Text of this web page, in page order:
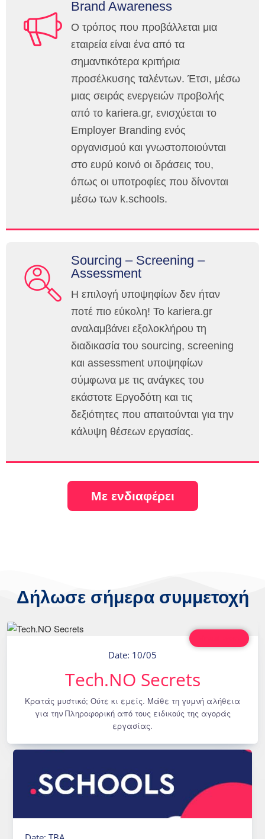
Brand Awareness
Ο τρόπος που προβάλλεται μια
εταιρεία είναι ένα από τα
σημαντικότερα κριτήρια
προσέλκυσης ταλέντων. Έτσι, μέσω
μιας σειράς ενεργειών προβολής
από το kariera.gr, ενισχύεται το
Employer Branding ενός
οργανισμού και γνωστοποιούνται
στο ευρύ κοινό οι δράσεις του,
όπως οι υποτροφίες που δίνονται
μέσω των k.schools.
Sourcing – Screening –
Assessment
Η επιλογή υποψηφίων δεν ήταν
ποτέ πιο εύκολη! Το kariera.gr
αναλαμβάνει εξολοκλήρου τη
διαδικασία του sourcing, screening
και assessment υποψηφίων
σύμφωνα με τις ανάγκες του
εκάστοτε Εργοδότη και τις
δεξιότητες που απαιτούνται για την
κάλυψη θέσεων εργασίας.
Με ενδιαφέρει
Δήλωσε σήμερα συμμετοχή
Date: 10/05
Tech.NO Secrets
Κρατάς μυστικό; Ούτε κι εμείς. Μάθε τη γυμνή αλήθεια
για την Πληροφορική από τους ειδικούς της αγοράς
εργασίας.